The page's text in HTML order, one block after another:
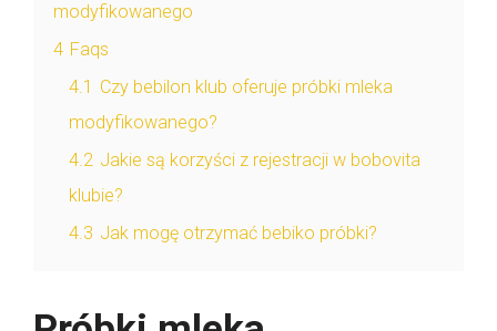
modyfikowanego
4 Faqs
4.1 Czy bebilon klub oferuje próbki mleka
modyfikowanego?
4.2 Jakie są korzyści z rejestracji w bobovita
klubie?
4.3 Jak mogę otrzymać bebiko próbki?